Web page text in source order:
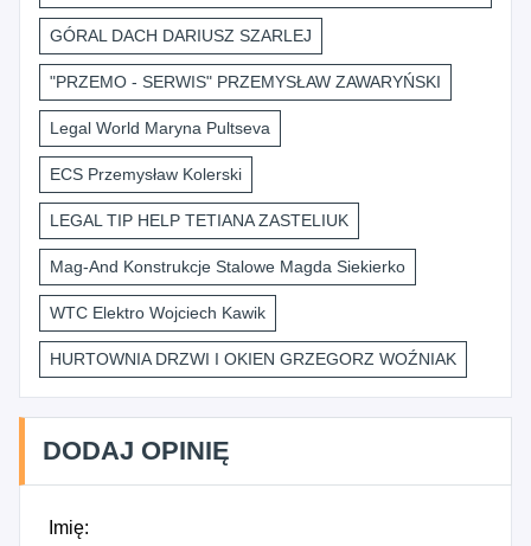
GÓRAL DACH DARIUSZ SZARLEJ
"PRZEMO - SERWIS" PRZEMYSŁAW ZAWARYŃSKI
Legal World Maryna Pultseva
ECS Przemysław Kolerski
LEGAL TIP HELP TETIANA ZASTELIUK
Mag-And Konstrukcje Stalowe Magda Siekierko
WTC Elektro Wojciech Kawik
HURTOWNIA DRZWI I OKIEN GRZEGORZ WOŹNIAK
DODAJ OPINIĘ
Imię: